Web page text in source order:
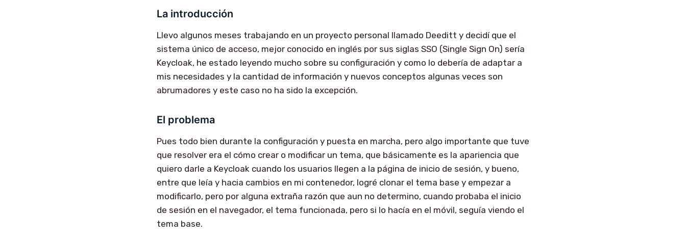
La introducción
Llevo algunos meses trabajando en un proyecto personal llamado Deeditt y decidí que el
sistema único de acceso, mejor conocido en inglés por sus siglas SSO (Single Sign On) sería
Keycloak, he estado leyendo mucho sobre su configuración y como lo debería de adaptar a
mis necesidades y la cantidad de información y nuevos conceptos algunas veces son
abrumadores y este caso no ha sido la excepción.
El problema
Pues todo bien durante la configuración y puesta en marcha, pero algo importante que tuve
que resolver era el cómo crear o modificar un tema, que básicamente es la apariencia que
quiero darle a Keycloak cuando los usuarios llegen a la página de inicio de sesión, y bueno,
entre que leía y hacia cambios en mi contenedor, logré clonar el tema base y empezar a
modificarlo, pero por alguna extraña razón que aun no determino, cuando probaba el inicio
de sesión en el navegador, el tema funcionada, pero si lo hacía en el móvil, seguía viendo el
tema base.